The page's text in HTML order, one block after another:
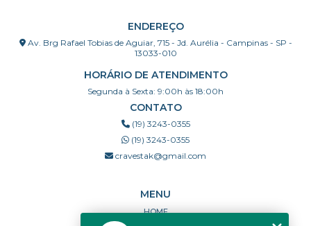
ENDEREÇO
Av. Brg Rafael Tobias de Aguiar, 715 - Jd. Aurélia - Campinas - SP -
13033-010
HORÁRIO DE ATENDIMENTO
Segunda à Sexta: 9:00h às 18:00h
CONTATO
(19) 3243-0355
(19) 3243-0355
cravestak@gmail.com
MENU
HOME